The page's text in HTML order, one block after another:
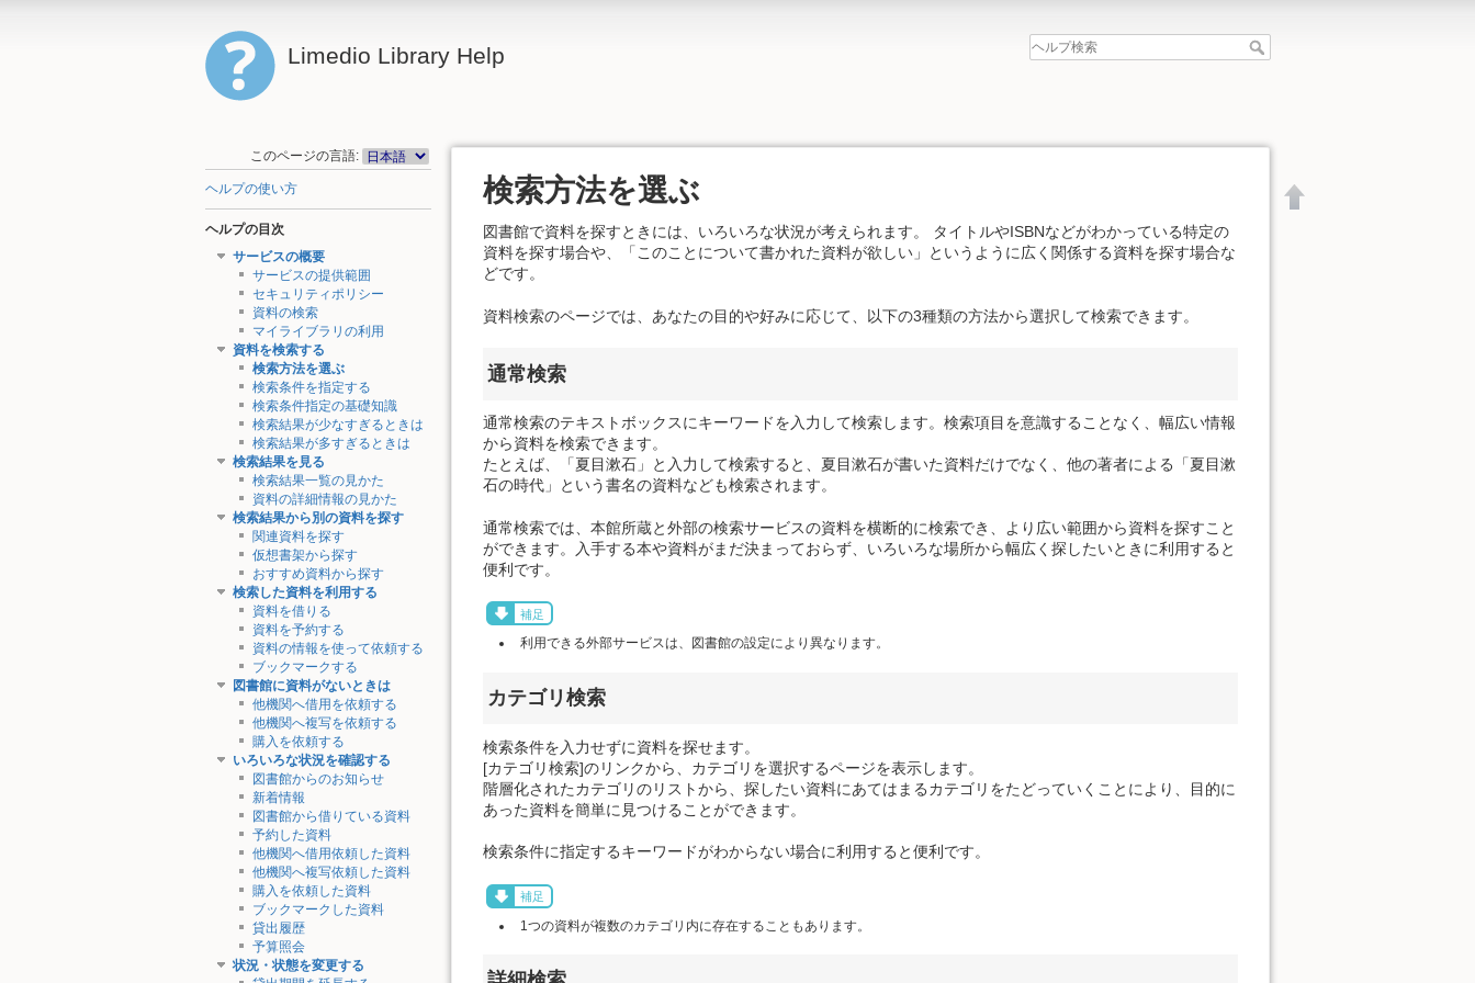
Limedio Library Help
このページの言語:
ヘルプの使い方
ヘルプの目次
サービスの概要
サービスの提供範囲
セキュリティポリシー
資料の検索
マイライブラリの利用
資料を検索する
検索方法を選ぶ
検索条件を指定する
検索条件指定の基礎知識
検索結果が少なすぎるときは
検索結果が多すぎるときは
検索結果を見る
検索結果一覧の見かた
資料の詳細情報の見かた
検索結果から別の資料を探す
関連資料を探す
仮想書架から探す
おすすめ資料から探す
検索した資料を利用する
資料を借りる
資料を予約する
資料の情報を使って依頼する
ブックマークする
図書館に資料がないときは
他機関へ借用を依頼する
他機関へ複写を依頼する
購入を依頼する
いろいろな状況を確認する
図書館からのお知らせ
新着情報
図書館から借りている資料
予約した資料
他機関へ借用依頼した資料
他機関へ複写依頼した資料
購入を依頼した資料
ブックマークした資料
貸出履歴
予算照会
状況・状態を変更する
検索方法を選ぶ
図書館で資料を探すときには、いろいろな状況が考えられます。 タイトルやISBNなどがわかっている特定の
資料を探す場合や、「このことについて書かれた資料が欲しい」というように広く関係する資料を探す場合な
どです。
資料検索のページでは、あなたの目的や好みに応じて、以下の3種類の方法から選択して検索できます。
通常検索
通常検索のテキストボックスにキーワードを入力して検索します。検索項目を意識することなく、幅広い情報
から資料を検索できます。
たとえば、「夏目漱石」と入力して検索すると、夏目漱石が書いた資料だけでなく、他の著者による「夏目漱
石の時代」という書名の資料なども検索されます。
通常検索では、本館所蔵と外部の検索サービスの資料を横断的に検索でき、より広い範囲から資料を探すこと
ができます。入手する本や資料がまだ決まっておらず、いろいろな場所から幅広く探したいときに利用すると
便利です。
補足
利用できる外部サービスは、図書館の設定により異なります。
カテゴリ検索
検索条件を入力せずに資料を探せます。
[カテゴリ検索]のリンクから、カテゴリを選択するページを表示します。
階層化されたカテゴリのリストから、探したい資料にあてはまるカテゴリをたどっていくことにより、目的に
あった資料を簡単に見つけることができます。
検索条件に指定するキーワードがわからない場合に利用すると便利です。
補足
1つの資料が複数のカテゴリ内に存在することもあります。